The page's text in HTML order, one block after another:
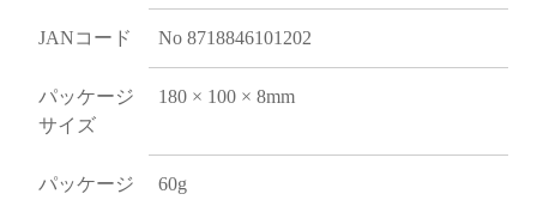
JANコード No 8718846101202
パッケージ
サイズ
180 × 100 × 8mm
パッケージ
60g